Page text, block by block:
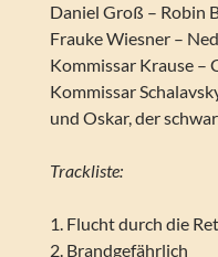
Daniel Groß – Robin
Frauke Wiesner –
Kommissar Krause –
Kommissar
und Oskar, der
Trackliste:
1. Flucht durch die
2. Brandgefährlich